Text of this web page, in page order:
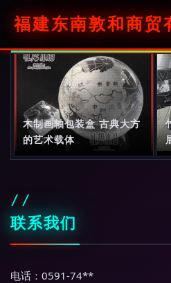
福建东南敦和商贸
木制画轴包装盒 古典大方
的艺术载体
联系我们
电话：0591-74**